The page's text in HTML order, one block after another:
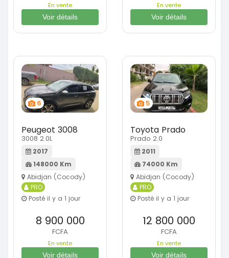
En vente
Voir détails
En vente
Voir détails
6
Peugeot 3008
3008 2.0L
2017
148000 Km
Abidjan (Cocody)
PRO
Posté il y a 1 jour
8 900 000
FCFA
En vente
Voir détails
5
Toyota Prado
Prado 2.0
2011
74000 Km
Abidjan (Cocody)
PRO
Posté il y a 1 jour
12 800 000
FCFA
En vente
Voir détails